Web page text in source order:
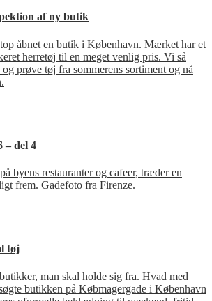
af ny butik
åbnet en butik i København. Mærket har et
herretøj til en meget venlig pris. Vi så
prøve tøj fra sommerens sortiment og nå
– del 4
byens restauranter og cafeer, træder en
frem. Gadefoto fra Firenze.
tøj
man skal holde sig fra. Hvad med
butikken på Købmagergade i København